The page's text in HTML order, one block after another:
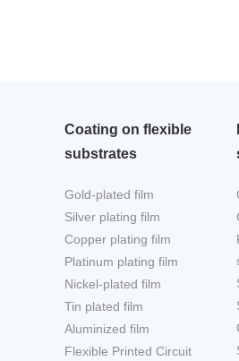
Coating on flexible
substrates
Gold-plated film
Silver plating film
Copper plating film
Platinum plating film
Nickel-plated film
Tin plated film
Aluminized film
Flexible Printed Circuit